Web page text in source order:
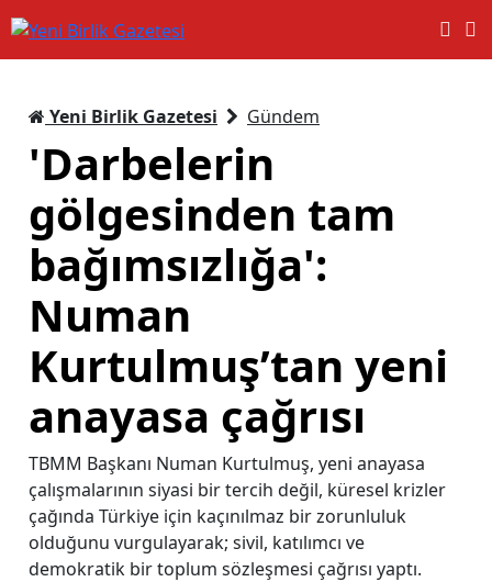
Yeni Birlik Gazetesi Gündem
'Darbelerin
gölgesinden tam
bağımsızlığa':
Numan
Kurtulmuş’tan yeni
anayasa çağrısı
TBMM Başkanı Numan Kurtulmuş, yeni anayasa
çalışmalarının siyasi bir tercih değil, küresel krizler
çağında Türkiye için kaçınılmaz bir zorunluluk
olduğunu vurgulayarak; sivil, katılımcı ve
demokratik bir toplum sözleşmesi çağrısı yaptı.